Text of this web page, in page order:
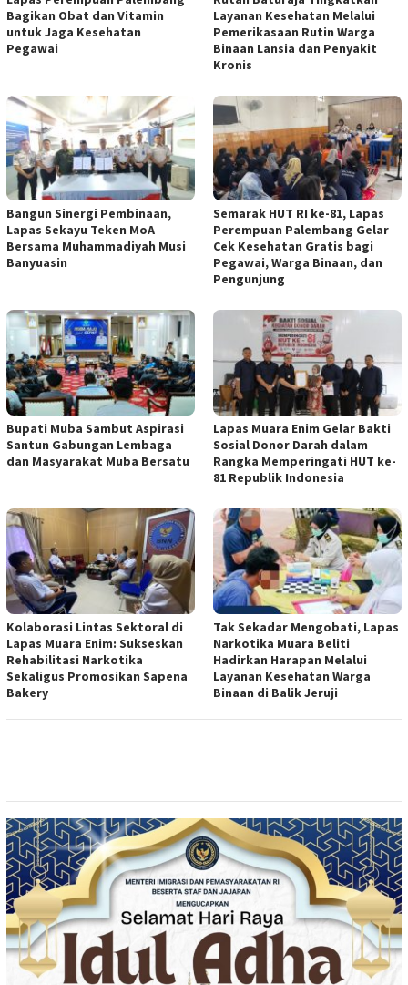
Bagikan Obat dan Vitamin
untuk Jaga Kesehatan
Pegawai
Layanan Kesehatan Melalui
Pemerikasaan Rutin Warga
Binaan Lansia dan Penyakit
Kronis
Bangun Sinergi Pembinaan,
Lapas Sekayu Teken MoA
Bersama Muhammadiyah Musi
Banyuasin
Semarak HUT RI ke-81, Lapas
Perempuan Palembang Gelar
Cek Kesehatan Gratis bagi
Pegawai, Warga Binaan, dan
Pengunjung
Bupati Muba Sambut Aspirasi
Santun Gabungan Lembaga
dan Masyarakat Muba Bersatu
Lapas Muara Enim Gelar Bakti
Sosial Donor Darah dalam
Rangka Memperingati HUT ke-
81 Republik Indonesia
Kolaborasi Lintas Sektoral di
Lapas Muara Enim: Sukseskan
Rehabilitasi Narkotika
Sekaligus Promosikan Sapena
Bakery
Tak Sekadar Mengobati, Lapas
Narkotika Muara Beliti
Hadirkan Harapan Melalui
Layanan Kesehatan Warga
Binaan di Balik Jeruji